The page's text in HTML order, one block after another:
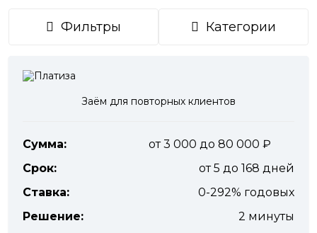
Фильтры Категории
Заём для повторных клиентов
Сумма:
от 3 000 до 80 000
Срок:
от 5 до 168 дней
Ставка:
0-292% годовых
Решение:
2 минуты